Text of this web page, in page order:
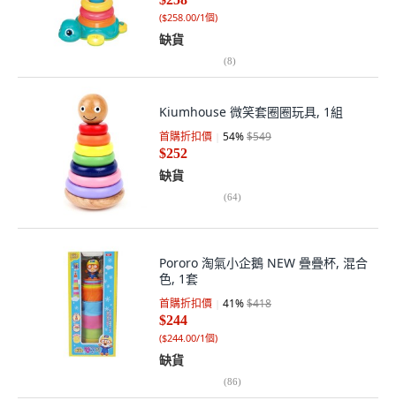
($258.00/1個)
缺貨
(8)
Kiumhouse 微笑套圈圈玩具, 1組
首購折扣價 54%$549
$252
缺貨
(64)
Pororo 淘氣小企鵝 NEW 疊疊杯, 混合
色, 1套
首購折扣價 41%$418
$244
($244.00/1個)
缺貨
(86)